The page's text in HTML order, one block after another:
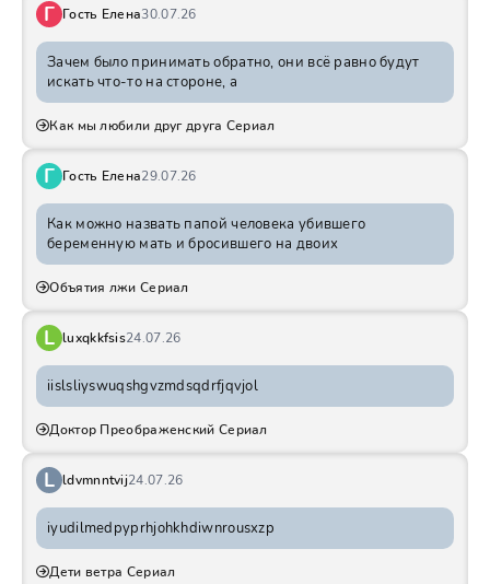
Г Гость Елена30.07.26
Зачем было принимать обратно, они всё равно будут
искать что-то на стороне, а
Как мы любили друг друга Сериал
Г Гость Елена29.07.26
Как можно назвать папой человека убившего
беременную мать и бросившего на двоих
Объятия лжи Сериал
L luxqkkfsis24.07.26
iislsliyswuqshgvzmdsqdrfjqvjol
Доктор Преображенский Сериал
L ldvmnntvij24.07.26
iyudilmedpyprhjohkhdiwnrousxzp
Дети ветра Сериал